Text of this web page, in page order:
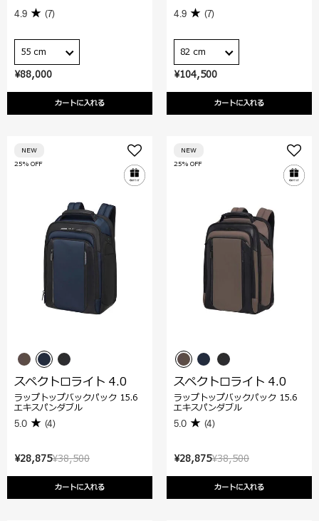
¥88,000
カートに入れる
4.9 (7)
55 cm
¥104,500
カートに入れる
4.9 (7)
82 cm
¥38,500
¥28,875
カートに入れる
25% OFF
NEW
スペクトロライト 4.0
ラップトップバックパック 15.6
エキスパンダブル
5.0 (4)
¥38,500
¥28,875
カートに入れる
25% OFF
NEW
スペクトロライト 4.0
ラップトップバックパック 15.6
エキスパンダブル
5.0 (4)